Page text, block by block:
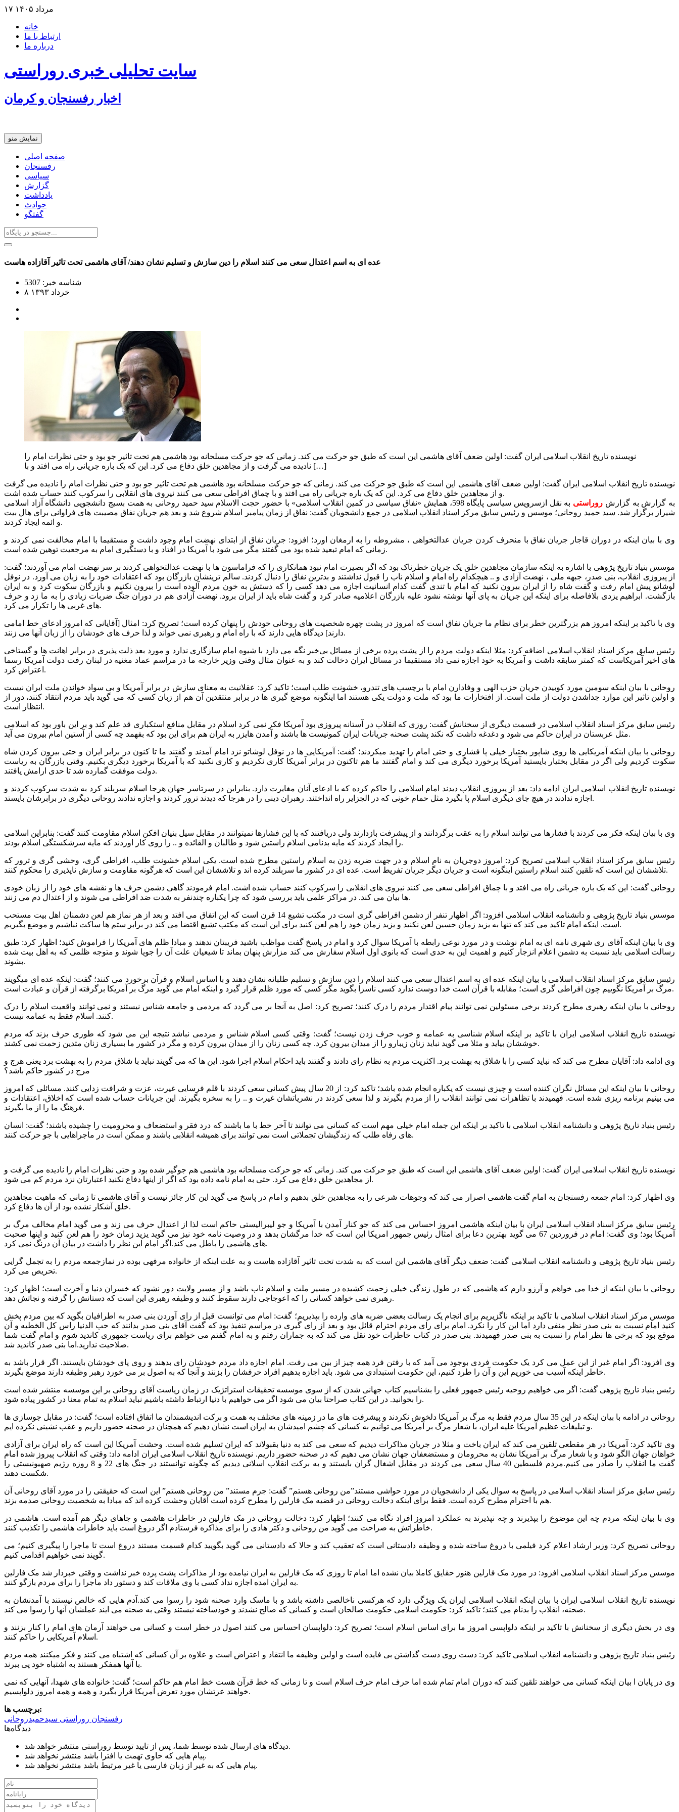
۱۷ مرداد ۱۴۰۵
خانه
ارتباط با ما
درباره ما
سایت تحلیلی خبری روراستی
اخبار رفسنجان و كرمان
نانوایی های نوق زیر ذره بین معاون توسعه
نمایش منو
صفحه اصلی
رفسنجان
سیاسی
گزارش
یادداشت
حوادث
گفتگو
عده ای به اسم اعتدال سعی می کنند اسلام را دین سازش و تسلیم نشان دهند/ آقای هاشمی تحت تاثیر آقازاده هاست
شناسه خبر: 5307
۸ خرداد ۱۳۹۳
نویسنده تاریخ انقلاب اسلامی ایران گفت: اولین ضعف آقای هاشمی این است که طبق جو حرکت می کند. زمانی که جو حرکت مسلحانه بود هاشمی هم تحت تاثیر جو بود و حتی نظرات امام را
نادیده می گرفت و از مجاهدین خلق دفاع می کرد. این که یک باره جریانی راه می افتد و با […]
نویسنده تاریخ انقلاب اسلامی ایران گفت: اولین ضعف آقای هاشمی این است که طبق جو حرکت می کند. زمانی که جو حرکت مسلحانه بود هاشمی هم تحت تاثیر جو بود و حتی نظرات امام را نادیده می گرفت
و از مجاهدین خلق دفاع می کرد. این که یک باره جریانی راه می افتد و با چماق افراطی سعی می کنند نیروی های انقلابی را سرکوب کنند حساب شده اشت.
به گزارش به گزارش روراستی
به نقل ازسرویس سیاسی پایگاه 598، همایش «نفاق سیاسی در کمین انقلاب اسلامی» با حضور حجت الاسلام سید حمید روحانی به همت بسیج دانشجویی دانشگاه آزاد اسلامی
شیراز برگزار شد. سید حمید روحانی؛ موسس و رئیس سابق مرکز اسناد انقلاب اسلامی در جمع دانشجویان گفت: نفاق از زمان پیامبر اسلام شروع شد و بعد هم جریان نفاق مصیبت های فراوانی برای هال بیت
و ائمه ایجاد کردند.
وی با بیان اینکه در دوران قاجار جریان نفاق با منحرف کردن جریان عدالتخواهی ، مشروطه را به ارمغان اورد؛ افزود: جریان نفاق از ابتدای نهضت امام وجود داشت و مستقیما با امام مخالفت نمی کردند و
زمانی که امام تبعید شده بود می گفتند مگر می شود با آمریکا در افتاد و با دستگیری امام به مرجعیت توهین شده است.
موسس بنیاد تاریخ پژوهی با اشاره به اینکه سازمان مجاهدین خلق یک جریان خطرناک بود که اگر بصیرت امام نبود همانکاری را که فراماسون ها با نهضت عدالتخواهی کردند بر سر نهضت امام می آوردند؛ گفت:
از پیروزی انقلاب، بنی صدر، جبهه ملی ، نهضت آزادی و .. هیچکدام راه امام و اسلام ناب را قبول نداشتند و بدترین نفاق را دنبال کردند. سالم ترینشان بازرگان بود که اعتقادات خود را به زبان می آورد. در نوفل
لوشاتو پیش امام رفت و گفت شاه را از ایران بیرون نکنید که امام با تندی گفت کدام انسانیت اجازه می دهد کسی را که دستش به خون مردم آلوده است را بیرون نکنیم و بازرگان سکوت کرد و به ایران
بازگشت. ابراهیم یزدی بلافاصله برای اینکه این جریان به پای آنها نوشته نشود علیه بازرگان اعلامیه صادر کرد و گفت شاه باید از ایران برود. نهضت آزادی هم در دوران جنگ ضربات زیادی را به ما زد و حرف
های غربی ها را تکرار می کرد.
وی با تاکید بر اینکه امروز هم بزرگترین خطر برای نظام ما جریان نفاق است که امروز در پشت چهره شخصیت های روحانی خودش را پنهان کرده است؛ تصریح کرد: امثال [آقایانی که امروز ادعای خط امامی
دارند] دیدگاه هایی دارند که با راه امام و رهبری نمی خواند و لذا حرف های خودشان را از زبان آنها می زنند.
رئیس سابق مرکز اسناد انقلاب اسلامی اضافه کرد: مثلا اینکه دولت مردم را از پشت پرده برخی از مسائل بی‌خبر نگه می دارد با شیوه امام سازگاری ندارد و مورد بعد ذلت پذیری در برابر اهانت ها و گستاخی
های اخیر آمریکاست که کمتر سابقه داشت و آمریکا به خود اجازه نمی داد مستقیما در مسائل ایران دخالت کند و به عنوان مثال وقتی وزیر خارجه ما در مراسم عماد مغنیه در لبنان رفت دولت آمریکا رسما
اعتراض کرد.
روحانی با بیان اینکه سومین مورد کوبیدن جریان حزب الهی و وفادارن امام با برچسب های تندرو، خشونت طلب است؛ تاکید کرد: عقلانیت به معنای سازش در برابر آمریکا و بی سواد خواندن ملت ایران نیست
و اولین تاثیر این موارد جداشدن دولت از ملت است. از افتخارات ما بود که ملت و دولت یکی هستند اما اینگونه موضع گیری ها در برابر منتقدین آن هم از زبان کسی که می گوید باید مردم انتقاد کنند، دور از
انتظار است.
رئیس سابق مرکز اسناد انقلاب اسلامی در قسمت دیگری از سخنانش گفت: روزی که انقلاب در آستانه پیروزی بود آمریکا فکر نمی کرد اسلام در مقابل منافع استکباری قد علم کند و بر این باور بود که اسلامی
مثل عربستان در ایران حاکم می شود و دغدغه داشت که نکند پشت صحنه جریانات ایران کمونیست ها باشند و آمدن هایزر به ایران هم برای این بود که بفهمد چه کسی از آستین امام بیرون می آید.
روحانی با بیان اینکه آمریکایی ها روی شاپور بختیار خیلی پا فشاری و حتی امام را تهدید میکردند؛ گفت: آمریکایی ها در نوفل لوشاتو نزد امام آمدند و گفتند ما تا کنون در برابر ایران و حتی بیرون کردن شاه
سکوت کردیم ولی اگر در مقابل بختیار بایستید آمریکا برخورد دیگری می کند و امام گفتند ما هم تاکنون در برابر آمریکا کاری نکردیم و کاری نکنید که با آمریکا برخورد دیگری بکنیم. وقتی بازرگان به ریاست
دولت موفقت گمارده شد تا حدی ارامش یافتند.
نویسنده تاریخ انقلاب اسلامی ایران ادامه داد: بعد از پیروزی انقلاب دیدند امام اسلامی را حاکم کرده که با ادعای آنان مغایرت دارد. بنابراین در سرتاسر جهان هرجا اسلام سربلند کرد به شدت سرکوب کردند و
اجازه ندادند در هیچ جای دیگری اسلام پا بگیرد مثل حمام خونی که در الجزایر راه انداختند. رهبران دینی را در هرجا که دیدند ترور کردند و اجازه ندادند روحانی دیگری در برابرشان بایستد.
وی با بیان اینکه فکر می کردند با فشارها می توانند اسلام را به عقب برگردانند و از پیشرفت بازدارند ولی دریافتند که با این فشارها نمیتوانند در مقابل سیل بنیان افکن اسلام مقاومت کنند گفت: بنابراین اسلامی
را ایجاد کردند که مایه بدنامی اسلام راستین شود و طالبان و القائده و .. را روی کار اوردند که مایه سرشکستگی اسلام بودند.
رئیس سابق مرکز اسناد انقلاب اسلامی تصریح کرد: امروز دوجریان به نام اسلام و در جهت ضربه زدن به اسلام راستین مطرح شده است. یکی اسلام خشونت طلب، افراطی گری، وحشی گری و ترور که
تلاششان این است که تلقین کنند اسلام راستین اینگونه است و جریان دیگر جریان تفریط است. عده ای در کشور ما سربلند کرده اند و تلاششان این است که هرگونه مقاومت و سازش ناپذیری را محکوم کنند.
روحانی گفت: این که یک باره جریانی راه می افتد و با چماق افراطی سعی می کنند نیروی های انقلابی را سرکوب کنند حساب شده اشت. امام فرمودند گاهی دشمن حرف ها و نقشه های خود را از زبان خودی
ها بیان می کند. در مراکز علمی باید بررسی شود که چرا یکباره چندنفر به شدت ضد افراطی می شوند و از اعتدال دم می زنند.
موسس بنیاد تاریخ پژوهی و دانشنامه انقلاب اسلامی افزود: اگر اظهار تنفر از دشمن افراطی گری است در مکتب تشیع 14 قرن است که این اتفاق می افتد و بعد از هر نماز هم لعن دشمنان اهل بیت مستحب
است. اینکه امام تاکید می کند که تنها به یزید زمان حسین لعن نکنید و یزید زمان خود را هم لعن کنید برای این است که مکتب تشیع اقتضا می کند در برابر ستم ها ساکت نباشیم و موضع بگیریم.
وی با بیان اینکه آقای ری شهری نامه ای به امام نوشت و در مورد نوعی رابطه با آمریکا سوال کرد و امام در پاسخ گفت مواظب باشید فریبتان ندهند و مبادا ظلم های آمریکا را فراموش کنید؛ اظهار کرد: طبق
رسالت اسلامی باید نسبت به دشمن اعلام انزجار کنیم و اهمیت این به حدی است که بانوی اول اسلام سفارش می کند مزارش پنهان بماند تا شیعیان علت آن را جویا شوند و متوجه ظلمی که به اهل بیت شده
بشوند.
رئیس سابق مرکز اسناد انقلاب اسلامی با بیان اینکه عده ای به اسم اعتدال سعی می کنند اسلام را دین سازش و تسلیم طلبانه نشان دهند و با اساس اسلام و قرآن برخورد می کنند؛ گفت: اینکه عده ای میگویند
مرگ بر آمریکا نگوییم چون افراطی گری است؛ مقابله با قرآن است خدا دوست ندارد کسی ناسزا بگوید مگر کسی که مورد ظلم قرار گیرد و اینکه امام می گوید مرگ بر آمریکا برگرفته از قرآن و عبادت است.
روحانی با بیان اینکه رهبری مطرح کردند برخی مسئولین نمی توانند پیام اقتدار مردم را درک کنند؛ تصریح کرد: اصل به آنجا بر می گردد که مردمی و جامعه شناس نیستند و نمی توانند واقعیت اسلام را درک
کنند. اسلام فقط به عمامه نیست.
نویسنده تاریخ انقلاب اسلامی ایران با تاکید بر اینکه اسلام شناسی به عمامه و خوب حرف زدن نیست؛ گفت: وقتی کسی اسلام شناس و مردمی نباشد نتیجه این می شود که طوری حرف بزند که مردم
خوششان بیاید و مثلا می گوید نباید زنان زیبارو را از میدان بیرون کرد. چه کسی زنان را از میدان بیرون کرده و مگر در کشور ما بسیاری زنان متدین زحمت نمی کشند.
وی ادامه داد: آقایان مطرح می کند که نباید کسی را با شلاق به بهشت برد. اکثریت مردم به نظام رای دادند و گفتند باید احکام اسلام اجرا شود. این ها که می گویند نباید با شلاق مردم را به بهشت برد یعنی هرج و
مرج در کشور حاکم باشد؟
روحانی با بیان اینکه این مسائل نگران کننده است و چیزی نیست که یکباره انجام شده باشد؛ تاکید کرد: از 20 سال پیش کسانی سعی کردند با قلم فرسایی غیرت، عزت و شرافت زدایی کنند. مسائلی که امروز
می بینیم برنامه ریزی شده است. فهمیدند با تظاهرات نمی توانند انقلاب را از مردم بگیرند و لذا سعی کردند در نشریاتشان غیرت و .. را به سخره بگیرند. این جریانات حساب شده است که اخلاق، اعتقادات و
فرهنگ ما را از ما بگیرند.
رئیس بنیاد تاریخ پژوهی و دانشنامه انقلاب اسلامی با تاکید بر اینکه این جمله امام خیلی مهم است که کسانی می توانند تا آخر خط با ما باشند که درد فقر و استضعاف و محرومیت را چشیده باشند؛ گفت: انسان
های رفاه طلب که زندگیشان تجملاتی است نمی توانند برای همیشه انقلابی باشند و ممکن است در ماجراهایی با جو حرکت کنند.
نویسنده تاریخ انقلاب اسلامی ایران گفت: اولین ضعف آقای هاشمی این است که طبق جو حرکت می کند. زمانی که جو حرکت مسلحانه بود هاشمی هم جوگیر شده بود و حتی نظرات امام را نادیده می گرفت و
از مجاهدین خلق دفاع می کرد. حتی به امام نامه داده بود که اگر از اینها دفاع نکنید اعتبارتان نزد مردم کم می شود.
وی اظهار کرد: امام جمعه رفسنجان به امام گفت هاشمی اصرار می کند که وجوهات شرعی را به مجاهدین خلق بدهیم و امام در پاسخ می گوید این کار جائز نیست و آقای هاشمی تا زمانی که ماهیت مجاهدین
خلق آشکار نشده بود از آن ها دفاع کرد.
رئیس سابق مرکز اسناد انقلاب اسلامی ایران با بیان اینکه هاشمی امروز احساس می کند که جو کنار آمدن با آمریکا و جو لیبرالیستی حاکم است لذا از اعتدال حرف می زند و می گوید امام مخالف مرگ بر
آمریکا بود؛ وی گفت: امام در فروردین 67 می گوید بهترین دعا برای امثال رئیس جمهور امریکا این است که خدا مرگشان بدهد و در وصیت نامه خود نیز می گوید یزید زمان خود را هم لعن کنید و اینها صحبت
های هاشمی را باطل می کند.اگر امام این نظر را داشت در بیان آن درنگ نمی کرد.
رئیس بنیاد تاریخ پژوهی و دانشنامه انقلاب اسلامی گفت: ضعف دیگر آقای هاشمی این است که به شدت تحت تاثیر آقازاده هاست و به علت اینکه از خانواده مرفهی بوده در نمازجمعه مردم را به تجمل گرایی
تحریص می کرد.
روحانی با بیان اینکه از خدا می خواهم و آرزو دارم که هاشمی که در طول زندگی خیلی زحمت کشیده در مسیر ملت و اسلام ناب باشد و از مسیر ولایت دور نشود که خسران دنیا و آخرت است؛ اظهار کرد:
رهبری نمی خواهد کسانی را که اعوجاجی دارند سقوط کنند و وظیفه رهبری این است که دستانش را گرفته و نجاتش دهد.
موسس مرکز اسناد انقلاب اسلامی با تاکید بر اینکه ناگزیریم برای انجام یک رسالت بعضی ضربه های وارده را بپذیریم؛ گفت: امام می توانست قبل از رای آوردن بنی صدر به اطرافیان بگوید که بین مردم پخش
کنید امام نسبت به بنی صدر نظر منفی دارد اما این کار را نکرد. امام برای رای مردم احترام قائل بود و بعد از رای گیری در مراسم تنفیذ بود که گفت آقای بنی صدر بدانند که حب الدنیا راس کل الخطیه و آن
موقع بود که برخی ها نظر امام را نسبت به بنی صدر فهمیدند. بنی صدر در کتاب خاطرات خود نقل می کند که به جماران رفتم و به امام گفتم می خواهم برای ریاست جمهوری کاندید شوم و امام گفت شما
صلاحیت ندارید.اما بنی صدر کاندید شد.
وی افزود: اگر امام غیر از این عمل می کرد یک حکومت فردی بوجود می آمد که با رفتن فرد همه چیز از بین می رفت. امام اجازه داد مردم خودشان رای بدهند و روی پای خودشان بایستند. اگر قرار باشد به
خاطر اینکه آسیب می خوریم این و آن را طرد کنیم، این حکومت استبدادی می شود. باید اجازه بدهیم افراد حرفشان را بزنند و آنجا که به اصول بر می خورد رهبر وظیفه دارند موضع بگیرند.
رئیس بنیاد تاریخ پژوهی گفت: اگر می خواهیم روحیه رئیس جمهور فعلی را بشناسیم کتاب جهانی شدن که از سوی موسسه تحقیقات استراتژیک در زمان ریاست آقای روحانی بر این موسسه منتشر شده است
را بخوانید. در این کتاب صراحتا بیان می شود اگر می خواهیم با دنیا ارتباط داشته باشیم نباید اسلام به تمام معنا در کشور پیاده شود.
روحانی در ادامه با بیان اینکه در این 35 سال مردم فقط به مرگ بر آمریکا دلخوش نکردند و پیشرفت های ما در زمینه های مختلف به همت و برکت اندیشمندان ما اتفاق افتاده است؛ گفت: در مقابل جوسازی ها
و تبلیغات عظیم آمریکا علیه ایران، با شعار مرگ بر آمریکا می توانیم به کسانی که چشم امیدشان به ایران است نشان دهیم که همچنان در صحنه حضور داریم و عقب نشینی نکرده ایم.
وی تاکید کرد: آمریکا در هر مقطعی تلقین می کند که ایران باخت و مثلا در جریان مذاکرات دیدیم که سعی می کند به دنیا بقبولاند که ایران تسلیم شده است. وحشت آمریکا این است که راه ایران برای آزادی
خواهان جهان الگو شود و با شعار مرگ بر آمریکا نشان به محرومان و مستضعفان جهان نشان می دهیم که در صحنه حضور داریم. نویسنده تاریخ انقلاب اسلامی ایران ادامه داد: وقتی که انقلاب پیروز شده امام
گفت ما انقلاب را صادر می کنیم.مردم فلسطین 40 سال سعی می کردند در مقابل اشغال گران بایستند و به برکت انقلاب اسلانی دیدیم که چگونه توانستند در جنگ های 22 و 8 روزه رژیم صهیونیستی را
شکست دهند.
رئیس سابق مرکز اسناد انقلاب اسلامی در پاسخ به سوال یکی از دانشجویان در مورد حواشی مستند”من روحانی هستم” گفت: جرم مستند” من روحانی هستم” این است که حقیقتی را در مورد آقای روحانی آن
هم با احترام مطرح کرده است. فقط برای اینکه دخالت روحانی در قضیه مک فارلین را مطرح کرده است آقایان وحشت کرده اند که مبادا به شخصیت روحانی صدمه بزند.
وی با بیان اینکه مردم چه این موضوع را بپذیرند و چه نپذیرند به عملکرد امروز افراد نگاه می کنند؛ اظهار کرد: دخالت روحانی در مک فارلین در خاطرات هاشمی و جاهای دیگر هم آمده است. هاشمی در
خاطراتش به صراحت می گوید من روحانی و دکتر هادی را برای مذاکره فرستادم اگر دروغ است باید خاطرات هاشمی را تکذیب کنند.
روحانی تصریح کرد: وزیر ارشاد اعلام کرد فیلمی با دروغ ساخته شده و وظیفه دادستانی است که تعقیب کند و حالا که دادستانی می گوید بگویید کدام قسمت مستند دروغ است تا ماجرا را پیگیری کنیم؛ می
گویند نمی خواهیم اقدامی کنیم.
موسس مرکز اسناد انقلاب اسلامی افزود: در مورد مک فارلین هنوز حقایق کاملا بیان نشده اما امام تا روزی که مک فارلین به ایران نیامده بود از مذاکرات پشت پرده خبر نداشت و وقتی خبردار شد مک فارلین
به ایران امده اجازه نداد کسی با وی ملاقات کند و دستور داد ماجرا را برای مردم بازگو کنند.
نویسنده تاریخ انقلاب اسلامی ایران با بیان اینکه انقلاب اسلامی ایران یک ویژگی دارد که هرکسی ناخالصی داشته باشد و با ماسک وارد صحنه شود را رسوا می کند.آدم هایی که خالص نیستند با آمدنشان به
صحنه، انقلاب را بدنام می کنند؛ تاکید کرد: حکومت اسلامی حکومت صالحان است و کسانی که صالح نشدند و خودساخته نیستند وقتی به صحنه می ایند عملشان آنها را رسوا می کند.
وی در بخش دیگری از سخنانش با تاکید بر اینکه دلواپسی امروز ما برای اساس اسلام است؛ تصریح کرد: دلواپسان احساس می کنند اصول در خطر است و کسانی می خواهند آرمان های امام را کنار بزنند و
اسلام آمریکایی را حاکم کنند.
رئیس بنیاد تاریخ پژوهی و دانشنامه انقلاب اسلامی تاکید کرد: دست روی دست گذاشتن بی فایده است و اولین وظیفه ما انتقاد و اعتراض است و علاوه بر آن کسانی که اشتباه می کنند و فکر میکنند همه مردم
با آنها همفکر هستند به اشتباه خود پی ببرند.
وی در پایان ا بیان اینکه کسانی می خواهند تلقین کنند که دوران امام تمام شده اما حرف امام حرف اسلام است و تا زمانی که خط قرآن هست خط امام هم حاکم است؛ گفت: خانواده های شهدا، آنهایی که نمی
خواهند عزتشان مورد تعرض آمریکا قرار بگیرد و همه و همه امروز دلواپسیم.
برچسب ها:
رفسنجان روراستی سیدحمیدروحانی
دیدگاه‌ها
دیدگاه های ارسال شده توسط شما، پس از تایید توسط روراستی منتشر خواهد شد.
پیام هایی که حاوی تهمت یا افترا باشد منتشر نخواهد شد.
پیام هایی که به غیر از زبان فارسی یا غیر مرتبط باشد منتشر نخواهد شد.